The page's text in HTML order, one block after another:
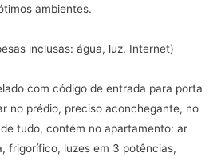
ambientes.
inclusas: água, luz, Internet)
com código de entrada para porta
no prédio, preciso aconchegante, no
tudo, contém no apartamento: ar
frigorífico, luzes em 3 potências,